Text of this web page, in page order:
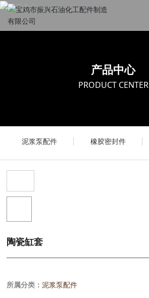
产品中心
PRODUCT CENTER
泥浆泵配件 橡胶密封件
陶瓷缸套
所属分类：泥浆泵配件